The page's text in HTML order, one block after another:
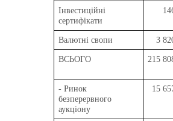
Інвестиційні
сертифікати
Валютні свопи 3
ВСЬОГО 215
- Ринок
безперервного
аукціону
15